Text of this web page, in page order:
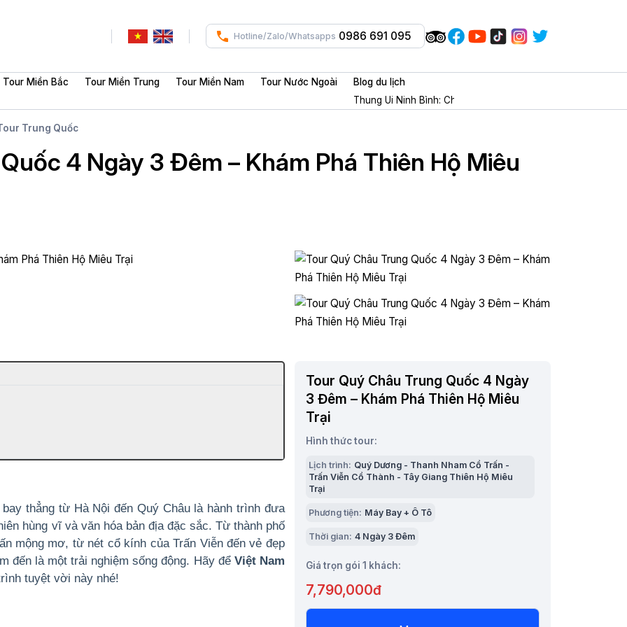
Hotline/Zalo/Whatsapps 0986 691 095
Tour Miền Bắc Tour Miền Trung Tour Miền Nam Tour Nước Ngoài
Blog du lịch
Thung Ui Ninh Bình: Chốn tâm linh + check in cổ trang cực
Trung Quốc
4 Ngày 3 Đêm – Khám Phá Thiên Hộ Miêu
thẳng từ Hà Nội đến Quý Châu là hành trình đưa
hùng vĩ và văn hóa bản địa đặc sắc. Từ thành phố
mộng mơ, từ nét cổ kính của Trấn Viễn đến vẻ đẹp
đến là một trải nghiệm sống động. Hãy để Việt Nam
tuyệt vời này nhé!
Tour Quý Châu Trung Quốc 4 Ngày
3 Đêm – Khám Phá Thiên Hộ Miêu
Trại
Hình thức tour:
Lịch trình: Quý Dương - Thanh Nham Cổ Trấn -
Trấn Viễn Cổ Thành - Tây Giang Thiên Hộ Miêu
Trại
Phương tiện: Máy Bay + Ô Tô
Thời gian: 4 Ngày 3 Đêm
Giá trọn gói 1 khách:
7,790,000đ